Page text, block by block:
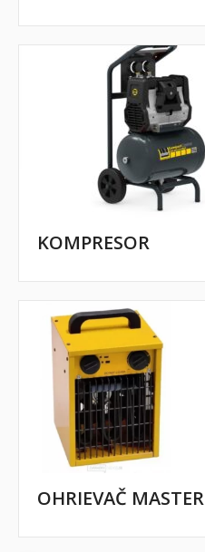
KOMPRESOR
OHRIEVAČ MASTER